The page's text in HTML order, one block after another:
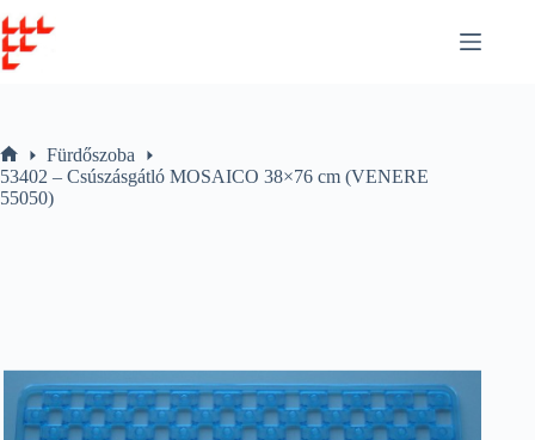
to
content
Home
Fürdőszoba
53402 – Csúszásgátló MOSAICO 38×76 cm (VENERE
55050)